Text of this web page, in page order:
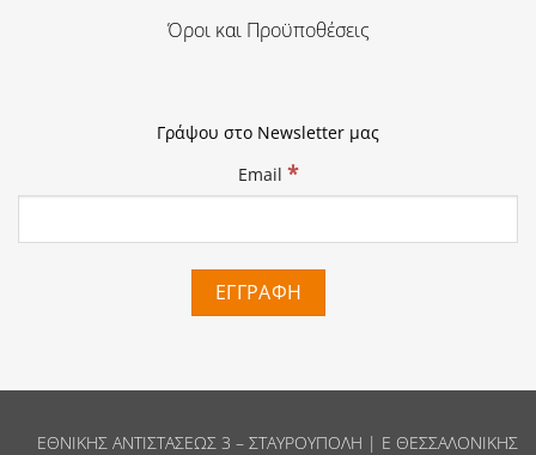
Όροι και Προϋποθέσεις
Γράψου στο Newsletter μας
Email *
ΕΘΝΙΚΗΣ ΑΝΤΙΣΤΑΣΕΩΣ 3 – ΣΤΑΥΡΟΥΠΟΛΗ | Ε ΘΕΣΣΑΛΟΝΙΚΗΣ